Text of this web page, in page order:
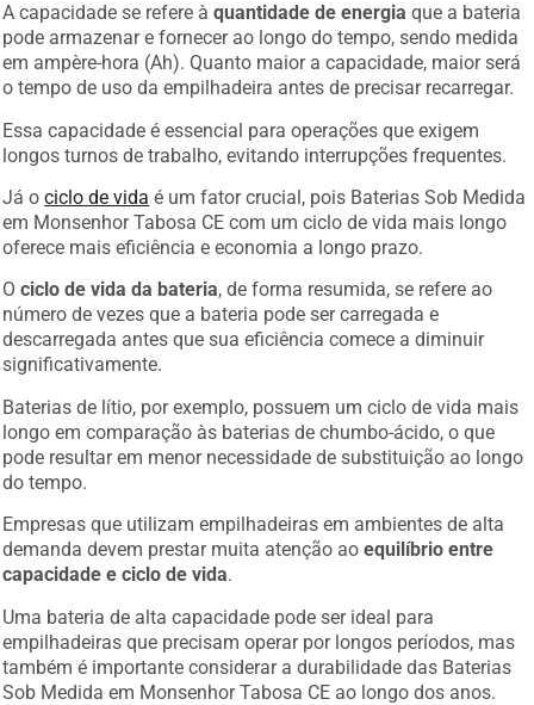
A capacidade se refere àquantidade de energia que a bateria
pode armazenar e fornecer ao longo do tempo, sendo medida
em ampère-hora (Ah). Quanto maior a capacidade, maior será
o tempo de uso da empilhadeira antes de precisar recarregar.
Essa capacidade é essencial para operações que exigem
longos turnos de trabalho, evitando interrupções frequentes.
Já ociclo de vida é um fator crucial, pois Baterias Sob Medida
em Monsenhor Tabosa CE com um ciclo de vida mais longo
oferece mais eficiência e economia a longo prazo.
Ociclo de vida da bateria, de forma resumida, se refere ao
número de vezes que a bateria pode ser carregada e
descarregada antes que sua eficiência comece a diminuir
significativamente.
Baterias de lítio, por exemplo, possuem um ciclo de vida mais
longo em comparação às baterias de chumbo-ácido, o que
pode resultar em menor necessidade de substituição ao longo
do tempo.
Empresas que utilizam empilhadeiras em ambientes de alta
demanda devem prestar muita atenção aoequilíbrio entre
capacidade e ciclo de vida.
Uma bateria de alta capacidade pode ser ideal para
empilhadeiras que precisam operar por longos períodos, mas
também é importante considerar a durabilidade das Baterias
Sob Medida em Monsenhor Tabosa CE ao longo dos anos.